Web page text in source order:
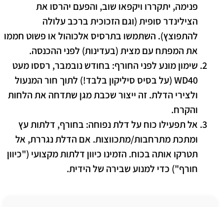
פנימה, יתקררו ויקפאו שוב, והפעם יהרסו את
הצילינדר סופית (וגם הזכוכית ברכב עלולה
להתפוצץ). השתמשו בתרסיס אלכוהול או פשוט חממו
את המפתח עם מצית (בעדינות) לפני ההכנסה.
שימון מונע לפני החורף: בחודש נובמבר, רססו מעט
WD40 (על בסיס סיליקון בלבד!) לתוך חור המנעול
ולצירי הדלת. זה ייצור שכבת מגן שתדחה את הלחות
והקרח.
אל תפעילו כוח על דלת נפוחה: בחורף, דלתות עץ
ומתכת מתרחבות/מתכווצות. אם הדלת נגררת, אל
תטרקו אותה בכוח. הזמינו כיוון דלתות מקצועי ("כיוון
חורף") כדי למנוע שבירה של הידית.